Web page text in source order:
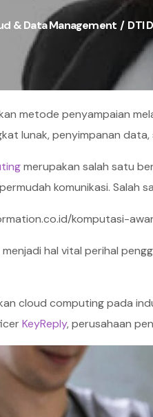
& Data Management DTI
metode penyampaian
lunak, penyimpanan
merupakan salah satu
komunikasi. Salah
komputasi-
hal vital perihal
cloud computing pada
KeyReply, perusahaan